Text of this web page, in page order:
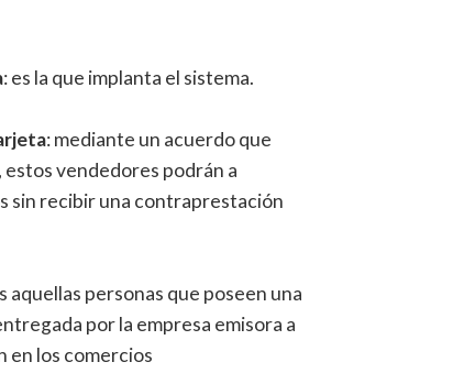
: es la que implanta el sistema.
: mediante un acuerdo que
estos vendedores podrán a
sin recibir una contraprestación
aquellas personas que poseen una
por la empresa emisora a
en los comercios